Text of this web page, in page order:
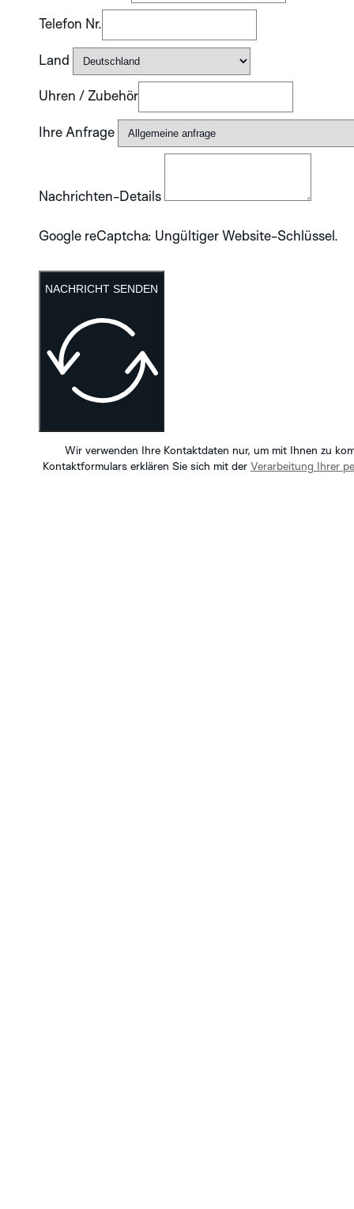
Telefon Nr.
Land
Uhren / Zubehör
Ihre Anfrage
Nachrichten-Details
Google reCaptcha: Ungültiger Website-Schlüssel.
NACHRICHT SENDEN
Wir verwenden Ihre Kontaktdaten nur, um mit Ihnen zu
Kontaktformulars erklären Sie sich mit der Verarbeitung Ihrer